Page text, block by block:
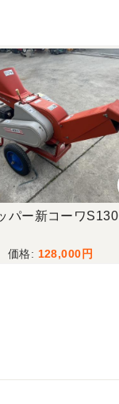
パー新コーワS130
128,000